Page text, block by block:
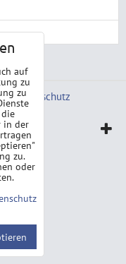
Datenschutz
auf
zu
zu
in der
zu.
oder